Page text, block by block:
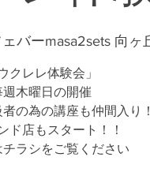
ェバーmasa2sets 向ヶ
クレレ体験会」
週木曜日の開催
の為の講座も仲間入り
ド店もスタート！！
ラシをご覧ください